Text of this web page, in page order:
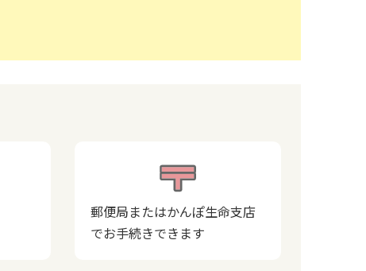
郵便局またはかんぽ生命支店
でお手続きできます